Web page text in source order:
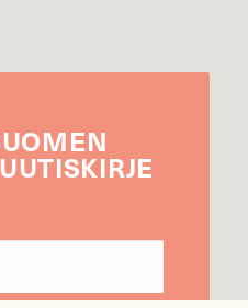
UUTIS­KIRJE